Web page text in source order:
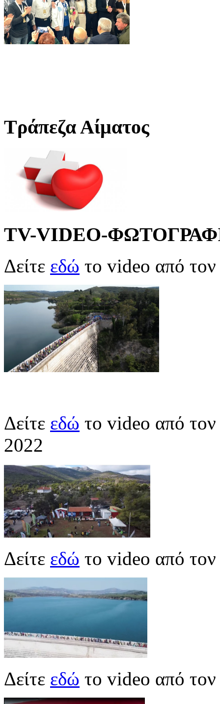
Τράπεζα Αίματος
TV-VIDEO-
Δείτε εδώ το video από
Δείτε εδώ το video από
2022
Δείτε εδώ το video από
Δείτε εδώ το video από